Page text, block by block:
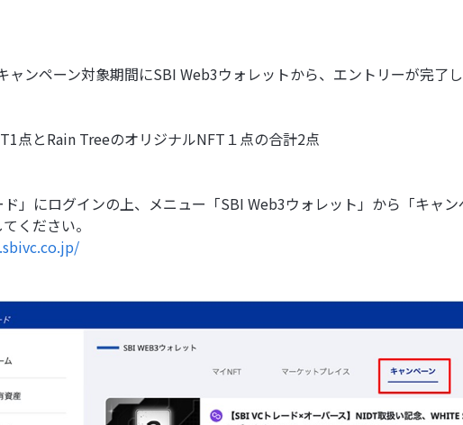
ャンペーン対象期間にSBI Web3ウォレットから、エントリーが完了
点とRain TreeのオリジナルNFT１点の合計2点
」にログインの上、メニュー「SBI Web3ウォレット」から「キャ
ください。